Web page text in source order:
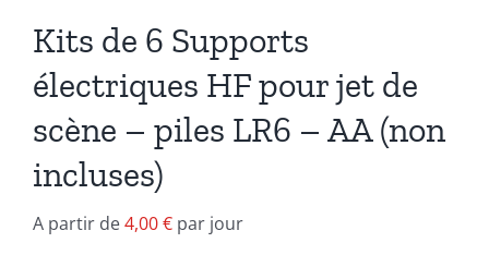
Kits de 6 Supports
électriques HF pour jet de
scène – piles LR6 – AA (non
incluses)
A partir de4,00€ par jour